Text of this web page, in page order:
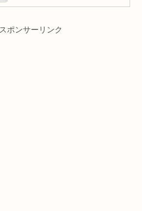
スポンサーリンク